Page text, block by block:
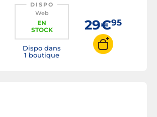
DISPO
Web
EN
STOCK
Dispo dans
1 boutique
29€95